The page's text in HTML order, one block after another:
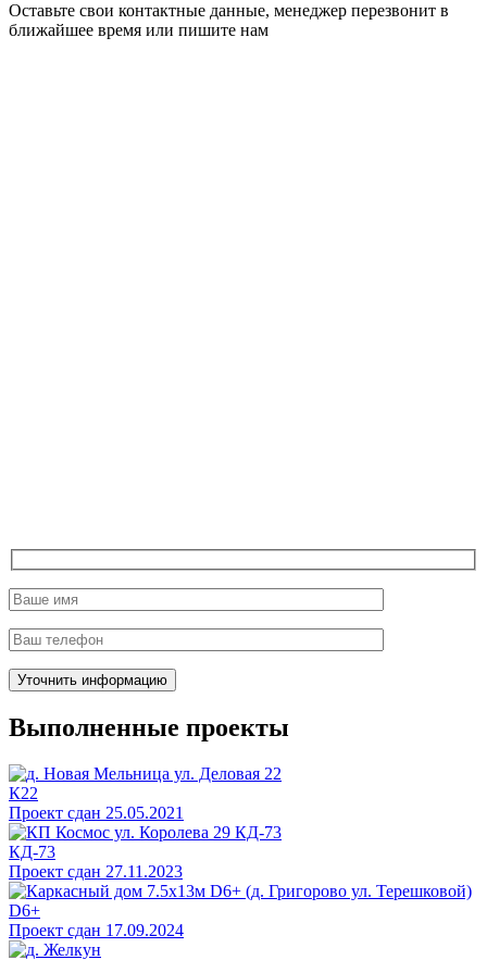
Оставьте свои контактные данные, менеджер перезвонит в
ближайшее время или пишите нам
Выполненные проекты
К22
Проект сдан 25.05.2021
КД-73
Проект сдан 27.11.2023
D6+
Проект сдан 17.09.2024